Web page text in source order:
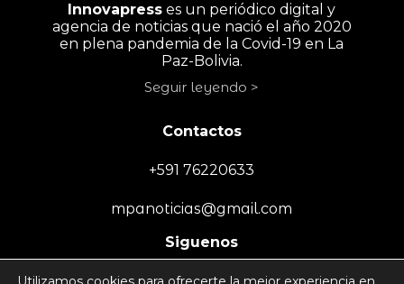
Innovapress es un periódico digital y
agencia de noticias que nació el año 2020
en plena pandemia de la Covid-19 en La
Paz-Bolivia.
Seguir leyendo >
Contactos
+591 76220633
mpanoticias@gmail.com
Siguenos